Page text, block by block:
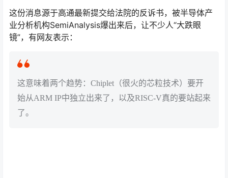
这份消息源于高通最新提交给法院的反诉书，被半导体产
业分析机构SemiAnalysis爆出来后，让不少人“大跌眼
镜”，有网友表示：
这意味着两个趋势：Chiplet（很火的芯粒技术）要开
始从ARM IP中独立出来了，以及RISC-V真的要站起来
了。